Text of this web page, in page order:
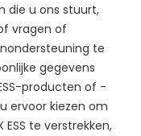
die u ons stuurt,
vragen of
te
gegevens
producten of -
ervoor kiezen om
te verstrekken,